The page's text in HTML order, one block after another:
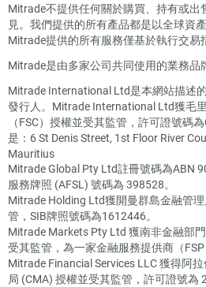
Mitrade不提供任何關於購買、持有或
見。我們提供的所有產品都是以全球資
Mitrade提供的所有服務僅基於執行交易
Mitrade是由多家公司共同使用的業務品
Mitrade International Ltd是本網站描述
發行人。Mitrade International Ltd獲毛
（FSC）授權並受其監管，許可證號碼
是：6 St Denis Street, 1st Floor River
Mauritius
Mitrade Global Pty Ltd註冊號碼為ABN
服務牌照 (AFSL) 號碼為 398528。
Mitrade Holding Ltd獲開曼群島金融管
管，SIB牌照號碼為1612446。
Mitrade Markets Pty Ltd 獲南非金融部
受其監管，為一家金融服務提供商（FSP
Mitrade Financial Services LLC 獲得阿
局 (CMA) 授權並受其監管，許可證號為